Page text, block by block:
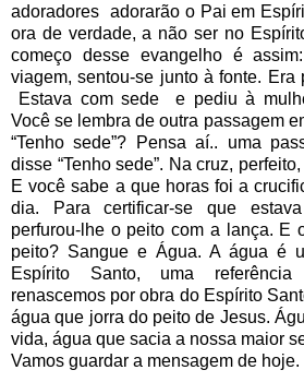
adoradores adorarão o Pai em
ora de verdade, a não ser no
começo desse evangelho é
viagem, sentou-se junto à fonte. Era
Estava com sede e pediu à
Você se lembra de outra passagem
“Tenho sede”? Pensa aí.. uma
disse “Tenho sede”. Na cruz,
E você sabe a que horas foi a
dia. Para certificar-se que
perfurou-lhe o peito com a lança. E
peito? Sangue e Água. A água é
Espírito Santo, uma
renascemos por obra do Espírito
água que jorra do peito de Jesus.
vida, água que sacia a nossa maior
Vamos guardar a mensagem de hoje.